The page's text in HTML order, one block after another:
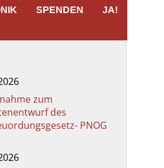
SPENDEN JA!
zum
des
PNOG